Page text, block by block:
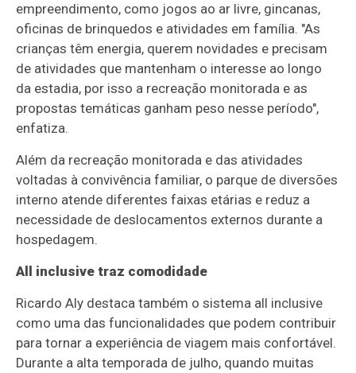
empreendimento, como jogos ao ar livre, gincanas,
oficinas de brinquedos e atividades em família. "As
crianças têm energia, querem novidades e precisam
de atividades que mantenham o interesse ao longo
da estadia, por isso a recreação monitorada e as
propostas temáticas ganham peso nesse período",
enfatiza.
Além da recreação monitorada e das atividades
voltadas à convivência familiar, o parque de diversões
interno atende diferentes faixas etárias e reduz a
necessidade de deslocamentos externos durante a
hospedagem.
All inclusive traz comodidade
Ricardo Aly destaca também o sistema all inclusive
como uma das funcionalidades que podem contribuir
para tornar a experiência de viagem mais confortável.
Durante a alta temporada de julho, quando muitas